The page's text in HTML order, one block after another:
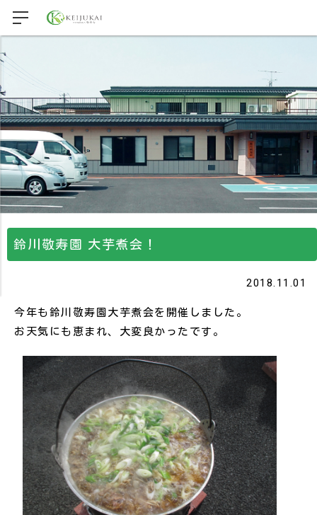
鈴川敬寿園 大芋煮会！
2018.11.01
今年も鈴川敬寿園大芋煮会を開催しました。
お天気にも恵まれ、大変良かったです。